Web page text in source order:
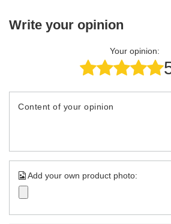
Write your opinion
Your opinion:
Content of your opinion
Add your own product photo: